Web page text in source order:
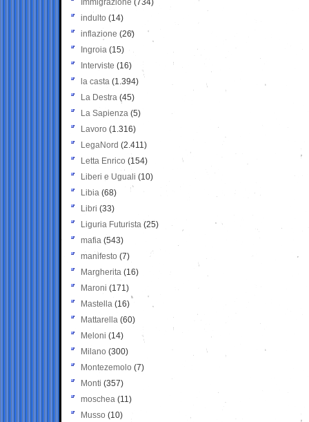
Immigrazione (734)
indulto (14)
inflazione (26)
Ingroia (15)
Interviste (16)
la casta (1.394)
La Destra (45)
La Sapienza (5)
Lavoro (1.316)
LegaNord (2.411)
Letta Enrico (154)
Liberi e Uguali (10)
Libia (68)
Libri (33)
Liguria Futurista (25)
mafia (543)
manifesto (7)
Margherita (16)
Maroni (171)
Mastella (16)
Mattarella (60)
Meloni (14)
Milano (300)
Montezemolo (7)
Monti (357)
moschea (11)
Musso (10)